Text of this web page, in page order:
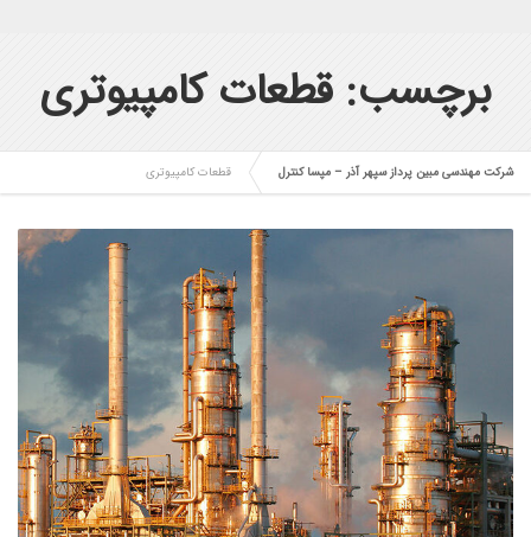
برچسب: قطعات کامپیوتری
شرکت مهندسی مبین پرداز سپهر آذر – مپسا کنترل قطعات کامپیوتری